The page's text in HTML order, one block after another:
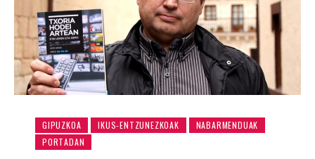
GIPUZKOA IKUS-ENTZUNEZKOAK
NABARMENDUAK
PORTADAN